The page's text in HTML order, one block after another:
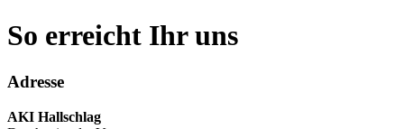
So erreicht Ihr uns
Adresse
AKI Hallschlag